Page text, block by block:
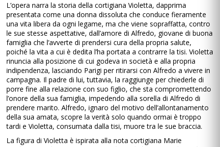
L’opera narra la storia della cortigiana Violetta, dapprima
presentata come una donna dissoluta che conduce fieramente
una vita libera da ogni legame, ma che viene sopraffatta, contro
le sue stesse aspettative, dall’amore di Alfredo, giovane di buona
famiglia che l’avverte di prendersi cura della propria salute,
poiché la vita a cui è dedita l’ha portata a contrarre la tisi. Violetta
rinuncia alla posizione di cui godeva in società e alla propria
indipendenza, lasciando Parigi per ritirarsi con Alfredo a vivere in
campagna. Il padre di lui, tuttavia, la raggiunge per chiederle di
porre fine alla relazione con suo figlio, che sta compromettendo
l’onore della sua famiglia, impedendo alla sorella di Alfredo di
prendere marito. Alfredo, ignaro del motivo dell’allontanamento
della sua amata, scopre la verità solo quando ormai è troppo
tardi e Violetta, consumata dalla tisi, muore tra le sue braccia.
La figura di Violetta è ispirata alla nota cortigiana Marie